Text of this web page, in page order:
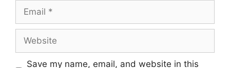
Email
Website
Save my name, email, and website in this